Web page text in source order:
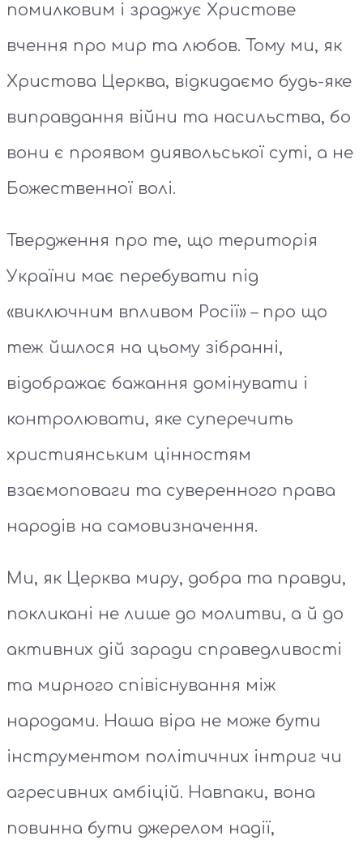
помилковим і зраджує Христове
вчення про мир та любов. Тому ми, як
Христова Церква, відкидаємо будь-яке
виправдання війни та насильства, бо
вони є проявом диявольської суті, а не
Божественної волі.
Твердження про те, що територія
України має перебувати під
«виключним впливом Росії» – про що
теж йшлося на цьому зібранні,
відображає бажання домінувати і
контролювати, яке суперечить
християнським цінностям
взаємоповаги та суверенного права
народів на самовизначення.
Ми, як Церква миру, добра та правди,
покликані не лише до молитви, а й до
активних дій заради справедливості
та мирного співіснування між
народами. Наша віра не може бути
інструментом політичних інтриг чи
агресивних амбіцій. Навпаки, вона
повинна бути джерелом надії,